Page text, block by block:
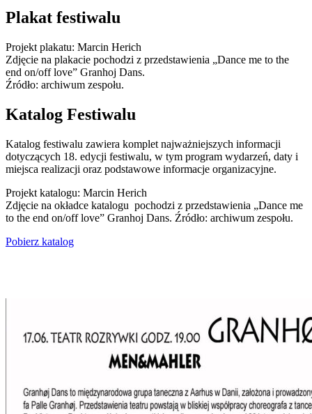
Plakat festiwalu
Projekt plakatu: Marcin Herich
Zdjęcie na plakacie pochodzi z przedstawienia „Dance me to the
end on/off love” Granhoj Dans.
Źródło: archiwum zespołu.
Katalog Festiwalu
Katalog festiwalu zawiera komplet najważniejszych informacji
dotyczących 18. edycji festiwalu, w tym program wydarzeń, daty i
miejsca realizacji oraz podstawowe informacje organizacyjne.
Projekt katalogu: Marcin Herich
Zdjęcie na okładce katalogu pochodzi z przedstawienia „Dance me
to the end on/off love” Granhoj Dans. Źródło: archiwum zespołu.
Pobierz katalog